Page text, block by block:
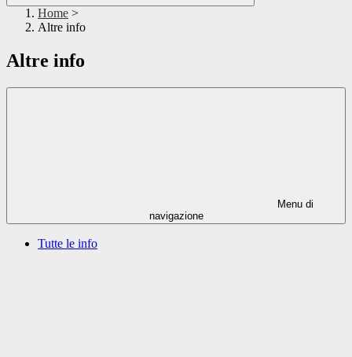
Home >
Altre info
Altre info
Menu di
navigazione
Tutte le info